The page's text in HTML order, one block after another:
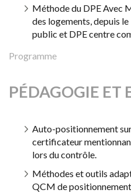
Méthode du DPE Avec
des logements, depuis
public et DPE centre
Programme
PÉDAGOGIE ET
Auto-positionnement
certificateur
lors du contrôle.
Méthodes et outils
QCM de